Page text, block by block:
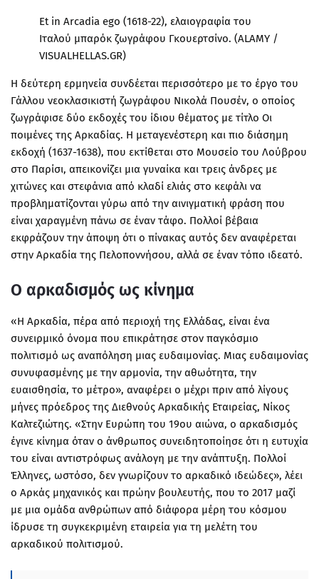
Et in Arcadia ego (1618-22), ελαιογραφία του
Ιταλού μπαρόκ ζωγράφου Γκουερτσίνο. (ALAMY /
VISUALHELLAS.GR)
Η δεύτερη ερμηνεία συνδέεται περισσότερο με το έργο του
Γάλλου νεοκλασικιστή ζωγράφου Νικολά Πουσέν, ο οποίος
ζωγράφισε δύο εκδοχές του ίδιου θέματος με τίτλο Οι
ποιμένες της Αρκαδίας. Η μεταγενέστερη και πιο διάσημη
εκδοχή (1637-1638), που εκτίθεται στο Μουσείο του Λούβρου
στο Παρίσι, απεικονίζει μια γυναίκα και τρεις άνδρες με
χιτώνες και στεφάνια από κλαδί ελιάς στο κεφάλι να
προβληματίζονται γύρω από την αινιγματική φράση που
είναι χαραγμένη πάνω σε έναν τάφο. Πολλοί βέβαια
εκφράζουν την άποψη ότι ο πίνακας αυτός δεν αναφέρεται
στην Αρκαδία της Πελοποννήσου, αλλά σε έναν τόπο ιδεατό.
Ο αρκαδισμός ως κίνημα
«Η Αρκαδία, πέρα από περιοχή της Ελλάδας, είναι ένα
συνειρμικό όνομα που επικράτησε στον παγκόσμιο
πολιτισμό ως αναπόληση μιας ευδαιμονίας. Μιας ευδαιμονίας
συνυφασμένης με την αρμονία, την αθωότητα, την
ευαισθησία, το μέτρο», αναφέρει ο μέχρι πριν από λίγους
μήνες πρόεδρος της Διεθνούς Αρκαδικής Εταιρείας, Νίκος
Καλτεζιώτης. «Στην Ευρώπη του 19ου αιώνα, ο αρκαδισμός
έγινε κίνημα όταν ο άνθρωπος συνειδητοποίησε ότι η ευτυχία
του είναι αντιστρόφως ανάλογη με την ανάπτυξη. Πολλοί
Έλληνες, ωστόσο, δεν γνωρίζουν το αρκαδικό ιδεώδες», λέει
ο Αρκάς μηχανικός και πρώην βουλευτής, που το 2017 μαζί
με μια ομάδα ανθρώπων από διάφορα μέρη του κόσμου
ίδρυσε τη συγκεκριμένη εταιρεία για τη μελέτη του
αρκαδικού πολιτισμού.